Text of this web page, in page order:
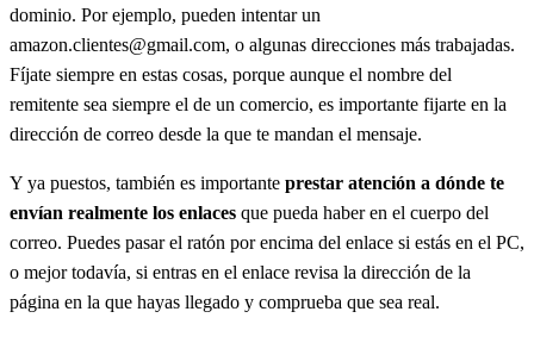
dominio. Por ejemplo, pueden intentar un
amazon.clientes@gmail.com, o algunas direcciones más trabajadas.
Fíjate siempre en estas cosas, porque aunque el nombre del
remitente sea siempre el de un comercio, es importante fijarte en la
dirección de correo desde la que te mandan el mensaje.
Y ya puestos, también es importante prestar atención a dónde te
envían realmente los enlaces que pueda haber en el cuerpo del
correo. Puedes pasar el ratón por encima del enlace si estás en el PC,
o mejor todavía, si entras en el enlace revisa la dirección de la
página en la que hayas llegado y comprueba que sea real.